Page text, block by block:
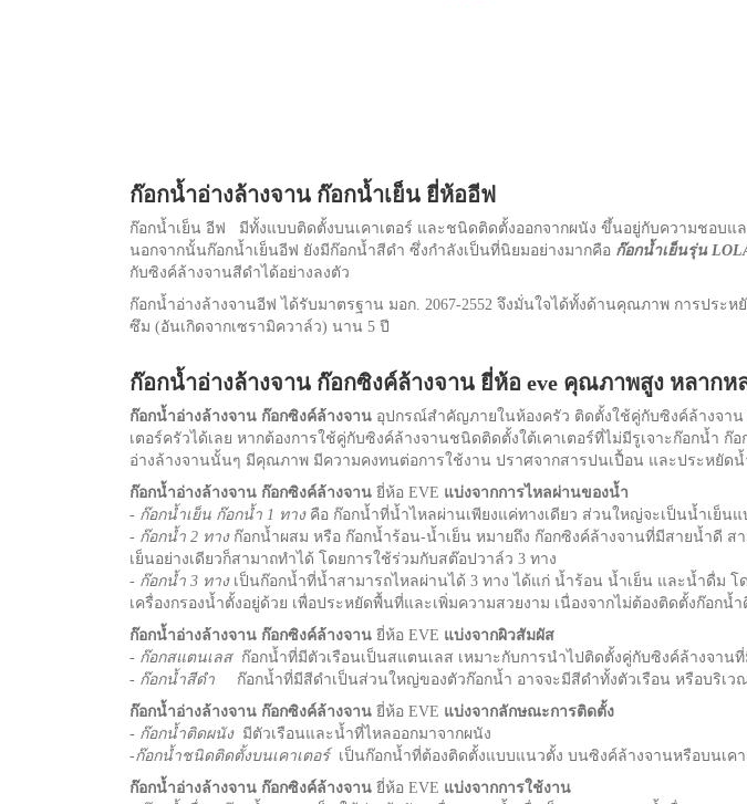
ก๊อกน้ำอ่างล้างจาน ก๊อกน้ำเย็น ยี่ห้ออีฟ
ก๊อกน้ำเย็น อีฟ มีทั้งแบบติดตั้งบนเคาเตอร์ และชนิดติดตั้งออกจากผนัง ขึ้นอยู่กับความชอบแ
นอกจากนั้นก๊อกน้ำเย็นอีฟ ยังมีก๊อกน้ำสีดำ ซึ่งกำลังเป็นที่นิยมอย่างมากคือ ก๊อกน้ำเย็นรุ่น
กับซิงค์ล้างจานสีดำได้อย่างลงตัว
ก๊อกน้ำอ่างล้างจานอีฟ ได้รับมาตรฐาน มอก. 2067-2552 จึงมั่นใจได้ทั้งด้านคุณภาพ การปร
ซึม (อันเกิดจากเซรามิควาล์ว) นาน 5 ปี
ก๊อกน้ำอ่างล้างจาน ก๊อกซิงค์ล้างจาน ยี่ห้อ eve คุณภาพสูง หลากห
ก๊อกน้ำอ่างล้างจาน ก๊อกซิงค์ล้างจาน อุปกรณ์สำคัญภายในห้องครัว ติดตั้งใช้คู่กับซิงค์ล้างจาน
เตอร์ครัวได้เลย หากต้องการใช้คู่กับซิงค์ล้างจานชนิดติดตั้งใต้เคาเตอร์ที่ไม่มีรูเจาะก๊อกน้ำ
อ่างล้างจานนั้นๆ มีคุณภาพ มีความคงทนต่อการใช้งาน ปราศจากสารปนเปื้อน และประหยัดน้
ก๊อกน้ำอ่างล้างจาน ก๊อกซิงค์ล้างจาน ยี่ห้อ EVE แบ่งจากการไหลผ่านของน้ำ
- ก๊อกน้ำเย็น ก๊อกน้ำ 1 ทางคือ ก๊อกน้ำที่น้ำไหลผ่านเพียงแค่ทางเดียว ส่วนใหญ่จะเป็นน้ำเย็น
- ก๊อกน้ำ 2 ทางก๊อกน้ำผสม หรือ ก๊อกน้ำร้อน-น้ำเย็น หมายถึง ก๊อกซิงค์ล้างจานที่มีสายน้ำดี ส
เย็นอย่างเดียวก็สามาถทำได้ โดยการใช้ร่วมกับสต๊อปวาล์ว 3 ทาง
- ก๊อกน้ำ 3 ทาง เป็นก๊อกน้ำที่น้ำสามารถไหลผ่านได้ 3 ทาง ได้แก่ น้ำร้อน น้ำเย็น และน้ำดื่ม
เครื่องกรองน้ำตั้งอยู่ด้วย เพื่อประหยัดพื้นที่และเพิ่มความสวยงาม เนื่องจากไม่ต้องติดตั้งก๊อกน้
ก๊อกน้ำอ่างล้างจาน ก๊อกซิงค์ล้างจาน ยี่ห้อ EVE แบ่งจากผิวสัมผัส
- ก๊อกสแตนเลสก๊อกน้ำที่มีตัวเรือนเป็นสแตนเลส เหมาะกับการนำไปติดตั้งคู่กับซิงค์ล้างจาน
- ก๊อกน้ำสีดำ ก๊อกน้ำที่มีสีดำเป็นส่วนใหญ่ของตัวก๊อกน้ำ อาจจะมีสีดำทั้งตัวเรือน หรือบริเ
ก๊อกน้ำอ่างล้างจาน ก๊อกซิงค์ล้างจาน ยี่ห้อ EVE แบ่งจากลักษณะการติดตั้ง
- ก๊อกน้ำติดผนังมีตัวเรือนและน้ำที่ไหลออกมาจากผนัง
-ก๊อกน้ำชนิดติดตั้งบนเคาเตอร์ เป็นก๊อกน้ำที่ต้องติดตั้งแบบแนวตั้ง บนซิงค์ล้างจานหรือบนเคา
ก๊อกน้ำอ่างล้างจาน ก๊อกซิงค์ล้างจาน ยี่ห้อ EVE แบ่งจากการใช้งาน